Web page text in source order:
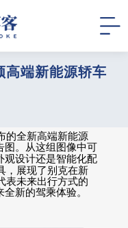
端新能源轿车
的全新高端新能源
图。从这组图像中可
观设计还是智能化配
，展现了别克在新
表未来出行方式的
新的驾乘体验。